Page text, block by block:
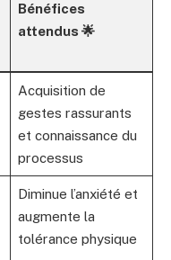
Bénéfices
attendus 🌟
Acquisition de
gestes rassurants
et connaissance du
processus
Diminue l’anxiété et
augmente la
tolérance physique